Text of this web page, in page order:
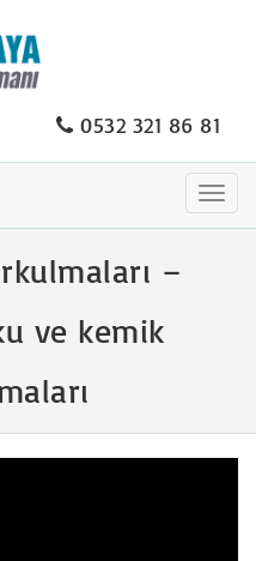
0532 321 86 81
–
ve kemik